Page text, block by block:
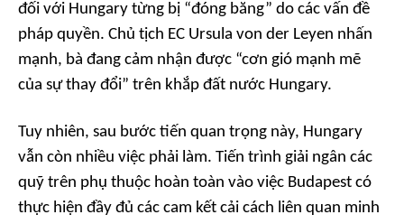
đối với Hungary từng bị “đóng băng” do các vấn đề
pháp quyền. Chủ tịch EC Ursula von der Leyen nhấn
mạnh, bà đang cảm nhận được “cơn gió mạnh mẽ
của sự thay đổi” trên khắp đất nước Hungary.
Tuy nhiên, sau bước tiến quan trọng này, Hungary
vẫn còn nhiều việc phải làm. Tiến trình giải ngân các
quỹ trên phụ thuộc hoàn toàn vào việc Budapest có
thực hiện đầy đủ các cam kết cải cách liên quan minh